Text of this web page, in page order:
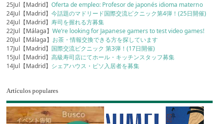
25Jul【Madrid】Oferta de empleo: Profesor de japonés idioma materno
24Jul【Madrid】今話題のマドリード国際交流ピクニック第4弾！(25日開催)
24Jul【Madrid】寿司を握れる方募集
22Jul【Málaga】We’re looking for Japanese gamers to test video games!
20Jul【Málaga】 お茶・情報交換できる方を探しています
17Jul【Madrid】 国際交流ピクニック 第3弾！(17日開催)
15Jul【Madrid】高級寿司店にてホール・キッチンスタッフ募集
14Jul【Madrid】 シェアハウス・ピソ入居者を募集
Artículos populares